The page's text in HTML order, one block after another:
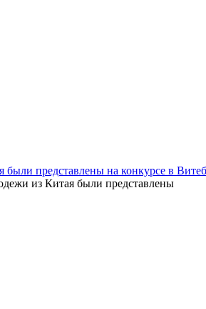
были представлены на конкурсе в
из Китая были представлены